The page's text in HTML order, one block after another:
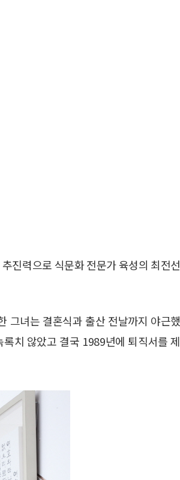
진력으로 식문화 전문가 육성의 최전선
그녀는 결혼식과 출산 전날까지 야근했
치 않았고 결국 1989년에 퇴직서를 제